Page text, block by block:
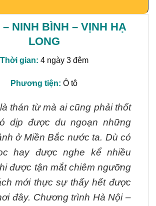
– NINH BÌNH – VỊNH HẠ
LONG
Thời gian: 4 ngày 3 đêm
Phương tiện: Ô tô
thán từ mà ai cũng phải thốt
dịp được du ngoạn những
ở Miền Bắc nước ta. Dù có
hay được nghe kể nhiều
được tận mắt chiêm ngưỡng
mới thực sự thấy hết được
đây. Chương trình Hà Nội –